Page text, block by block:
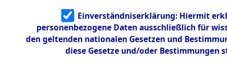
Effekten aus
dem KZ
Neuengamm
e
Dokument
NAUMOVA
Häftlingsnummer
4480
Einverständniserklärung: Hiermit
personenbezogene Daten ausschließlich für
den geltenden nationalen Gesetzen und
diese Gesetze und/oder Bestimmungen